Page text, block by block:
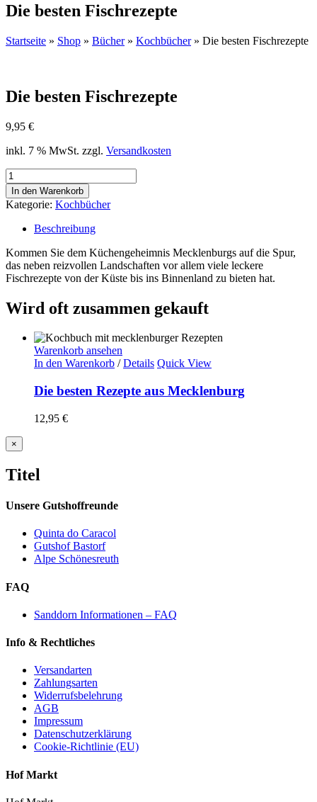
Die besten Fischrezepte
Startseite » Shop » Bücher» Kochbücher» Die besten Fischrezepte
Die besten Fischrezepte
9,95 €
inkl. 7 % MwSt. zzgl. Versandkosten
Die
besten
Fischrezepte
Menge
In den Warenkorb
Kategorie: Kochbücher
Beschreibung
Kommen Sie dem Küchengeheimnis Mecklenburgs auf die Spur,
das neben reizvollen Landschaften vor allem viele leckere
Fischrezepte von der Küste bis ins Binnenland zu bieten hat.
Wird oft zusammen gekauft
Warenkorb ansehen
In den Warenkorb / Details Quick View
Die besten Rezepte aus Mecklenburg
12,95 €
Close
product
view
×
Titel
Unsere Gutshoffreunde
Quinta do Caracol
Gutshof Bastorf
Alpe Schönesreuth
FAQ
Sanddorn Informationen – FAQ
Info & Rechtliches
Versandarten
Zahlungsarten
Widerrufsbelehrung
AGB
Impressum
Datenschutzerklärung
Cookie-Richtlinie (EU)
Hof Markt